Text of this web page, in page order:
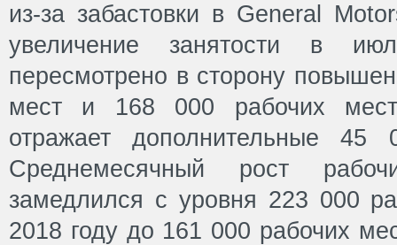
из-за забастовки в General
увеличение занятости в
пересмотрено в сторону
мест и 168 000 рабочих мест
отражает дополнительные
Среднемесячный рост
замедлился с уровня 223 000
2018 году до 161 000 рабочих